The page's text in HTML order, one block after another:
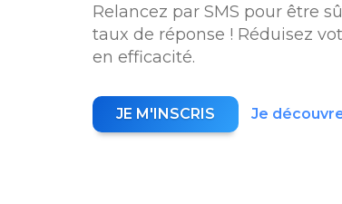
Relancez par SMS pour être
taux de réponse ! Réduisez
en efficacité.
JE M'INSCRIS Je